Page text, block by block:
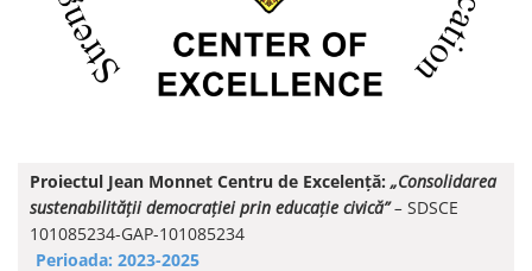
Proiectul Jean Monnet Centru de Excelență: „Consolidarea
sustenabilității democrației prin educație civică”– SDSCE
101085234-GAP-101085234
Perioada: 2023-2025